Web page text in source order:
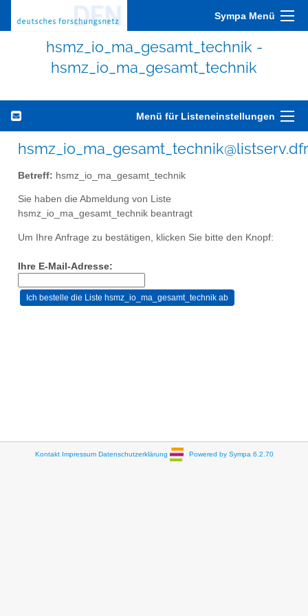
Sympa Menü
hsmz_io_ma_gesamt_technik -
hsmz_io_ma_gesamt_technik
Menü für Listeneinstellungen
Betreff: hsmz_io_ma_gesamt_technik
Sie haben die Abmeldung von Liste
hsmz_io_ma_gesamt_technik beantragt
Um Ihre Anfrage zu bestätigen, klicken Sie bitte den Knopf:
Ihre E-Mail-Adresse:
Kontakt Impressum Datenschutzerklärung Powered by Sympa 6.2.70